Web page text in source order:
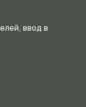
ввод в